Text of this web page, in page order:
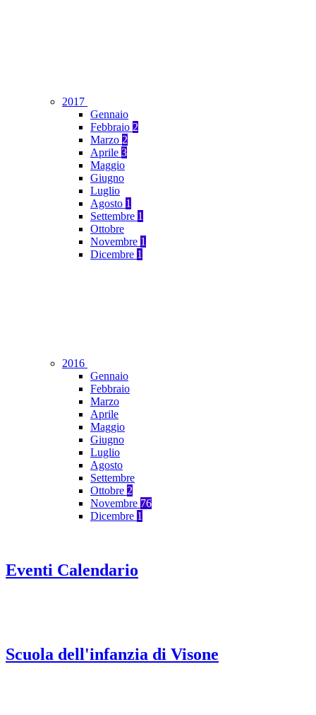
2017
Gennaio
Febbraio 2
Marzo 2
Aprile 3
Maggio
Giugno
Luglio
Agosto 1
Settembre 1
Ottobre
Novembre 1
Dicembre 1
2016
Gennaio
Febbraio
Marzo
Aprile
Maggio
Giugno
Luglio
Agosto
Settembre
Ottobre 2
Novembre 76
Dicembre 1
Eventi Calendario
Scuola dell'infanzia di Visone